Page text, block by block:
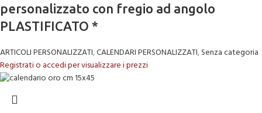
personalizzato con fregio ad angolo
PLASTIFICATO *
ARTICOLI PERSONALIZZATI,CALENDARI PERSONALIZZATI,Senza categoria
Registrati o accedi per visualizzare i prezzi